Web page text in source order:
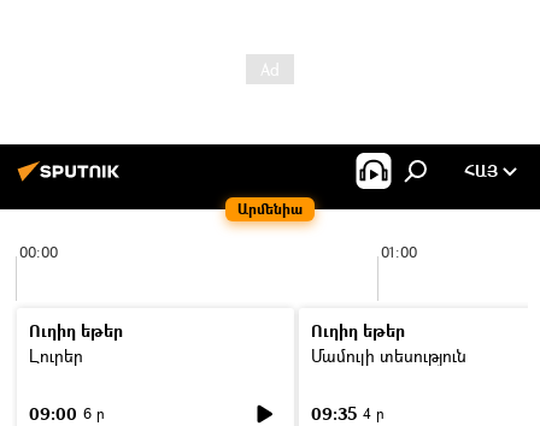
Արմենիա
ՀԱՅ
00:00 01:00
Ուղիղ եթեր
Լուրեր
09:00 6 ր
Ուղիղ եթեր
Մամուլի տեսություն
09:35 4 ր